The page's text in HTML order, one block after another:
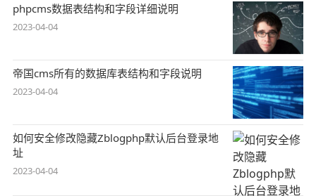
phpcms数据表结构和字段详细说明
2023-04-04
帝国cms所有的数据库表结构和字段说明
2023-04-04
如何安全修改隐藏Zblogphp默认后台登录地
址
2023-04-04